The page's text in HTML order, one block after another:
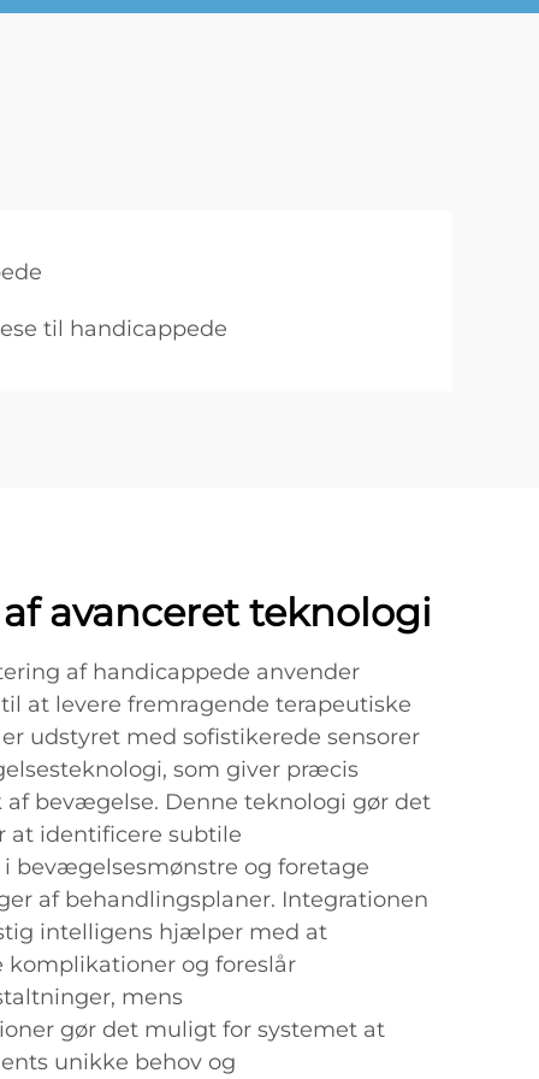
til handicappede
avanceret teknologi
af handicappede anvender
at levere fremragende terapeutiske
udstyret med sofistikerede sensorer
som giver præcis
af bevægelse. Denne teknologi gør det
at identificere subtile
bevægelsesmønstre og foretage
af behandlingsplaner. Integrationen
intelligens hjælper med at
og foreslår
mens
gør det muligt for systemet at
unikke behov og